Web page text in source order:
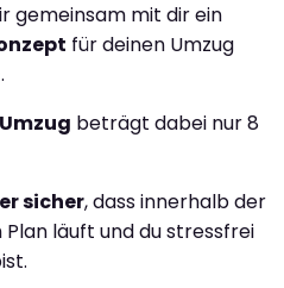
gemeinsam mit dir ein
für deinen Umzug
beträgt dabei nur 8
sicher, dass innerhalb der
läuft und du stressfrei